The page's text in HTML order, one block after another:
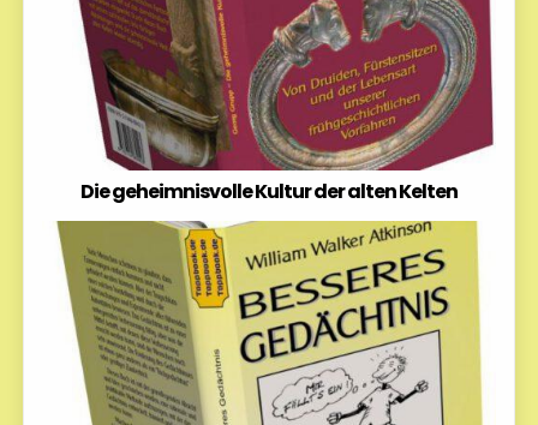
Die geheimnisvolle Kultur der alten Kelten